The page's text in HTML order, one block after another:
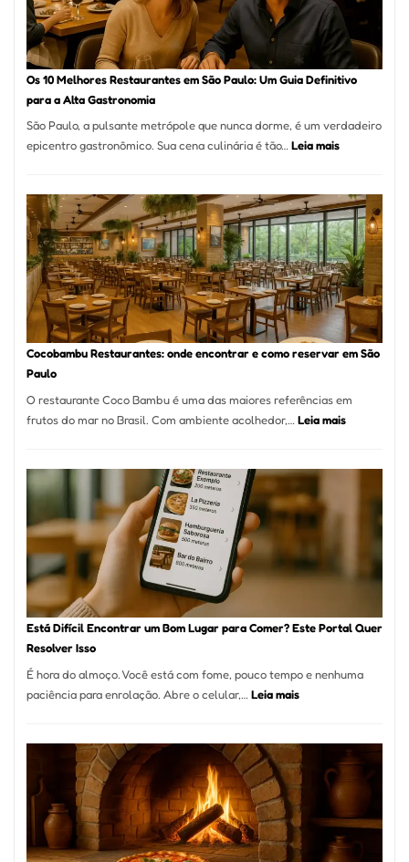
artesanal
forno
à
Vila
da
Os 10 Melhores Restaurantes em São Paulo: Um Guia Definitivo
para a Alta Gastronomia
São Paulo, a pulsante metrópole que nunca dorme, é um verdadeiro
epicentro gastronômico. Sua cena culinária é tão… Leia mais:
Melhores
Restaurantes
em
São
Paulo:
Um
Guia
Definitivo
Alta
Gastronomia
Cocobambu Restaurantes: onde encontrar e como reservar em São
Paulo
O restaurante Coco Bambu é uma das maiores referências em
frutos do mar no Brasil. Com ambiente acolhedor,… Leia mais:
encontrar
reservar
Paulo
Está Difícil Encontrar um Bom Lugar para Comer? Este Portal Quer
Resolver Isso
É hora do almoço. Você está com fome, pouco tempo e nenhuma
paciência para enrolação. Abre o celular,… Leia mais:
Encontrar
um
Bom
Lugar
para
Comer?